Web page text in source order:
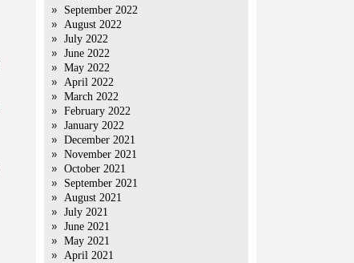
September 2022
August 2022
July 2022
June 2022
May 2022
April 2022
March 2022
February 2022
January 2022
December 2021
November 2021
October 2021
September 2021
August 2021
July 2021
June 2021
May 2021
April 2021